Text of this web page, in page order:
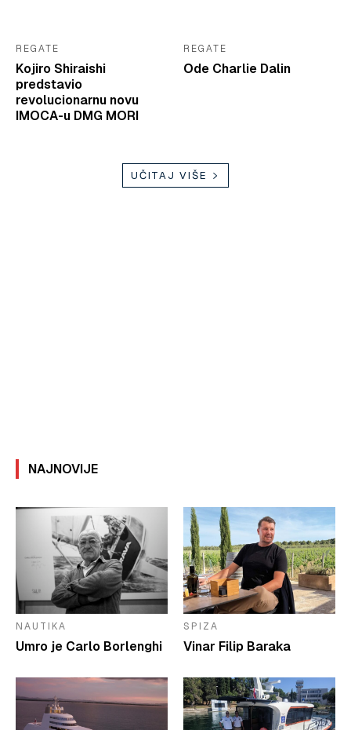
REGATE
Kojiro Shiraishi
predstavio
revolucionarnu novu
IMOCA-u DMG MORI
REGATE
Ode Charlie Dalin
UČITAJ VIŠE
NAJNOVIJE
NAUTIKA
Umro je Carlo Borlenghi
SPIZA
Vinar Filip Baraka